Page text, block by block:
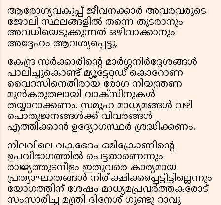
ആരോഗ്യവകുപ്പ് ജീവനക്കാർ അവരവരുടെ
ജോലി സ്ഥലങ്ങളിൽ തന്നെ തുടരാനും
അവധിയെടുക്കുന്നത് ഒഴിവാക്കാനും
അദ്ദേഹം ആവശ്യപ്പെട്ടു.
കേന്ദ്ര സർക്കാരിന്റെ മാർഗ്ഗനിർദ്ദേശങ്ങൾ
പാലിച്ചുകൊണ്ട് മ്യൂട്ടേറ്റഡ് കൊറോണ
വൈറസിനെതിരായ രോഗ നിയന്ത്രണ
മുൻകരുതലായി വാക്സിനുകൾ
തയ്യാറാക്കണം. സമൂഹ മാധ്യമങ്ങൾ വഴി
പൊതുജനങ്ങൾക്ക് വിവരങ്ങൾ
എത്തിക്കാൻ ഉദ്യോഗസ്ഥർ ശ്രദ്ധിക്കണം.
നിലവിലെ വകഭേദം ഒമിക്രോണിന്റെ
ഉപവിഭാഗത്തിൽ പെട്ടതാണെന്നും
രാജ്യത്തുടനീളം ഇതുവരെ കാര്യമായ
പ്രത്യാഘാതങ്ങൾ നിരീക്ഷിക്കപ്പെട്ടിട്ടില്ലെന്നും
യോഗത്തിന് ശേഷം മാധ്യമപ്രവർത്തകരോട്
സംസാരിച്ച മന്ത്രി ദിനേശ് ഗുണ്ടു റാവു